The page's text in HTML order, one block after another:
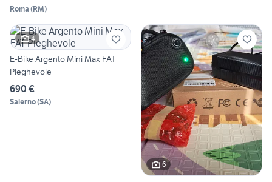
Roma (RM)
4
E-Bike Argento Mini Max FAT
Pieghevole
690 €
Salerno(SA)
6